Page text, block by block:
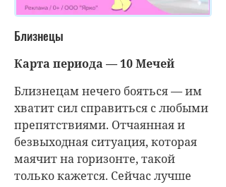
Близнецы
Карта периода — 10 Мечей
Близнецам нечего бояться — им
хватит сил справиться с любыми
препятствиями. Отчаянная и
безвыходная ситуация, которая
маячит на горизонте, такой
только кажется. Сейчас лучше